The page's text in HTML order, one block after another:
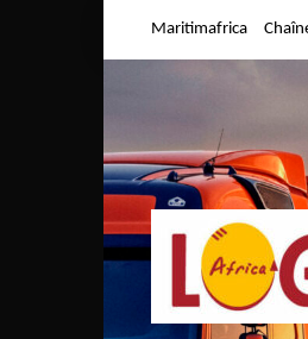
Maritimafrica